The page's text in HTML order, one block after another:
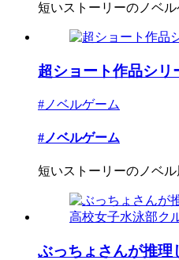
短いストーリーのノベル
超ショート作品シリ
#ノベルゲーム
#ノベルゲーム
短いストーリーのノベル
ぶっちょさんが推理